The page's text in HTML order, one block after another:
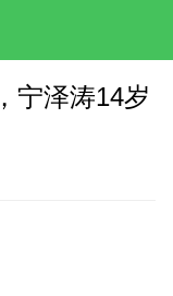
宁泽涛14岁